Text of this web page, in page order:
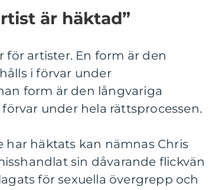
är häktad”
artister. En form är den
i förvar under
form är den långvariga
under hela rättsprocessen.
häktats kan nämnas Chris
sin dåvarande flickvän
för sexuella övergrepp och